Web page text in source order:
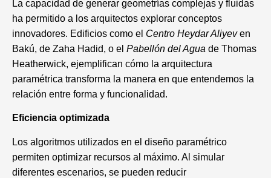
La capacidad de generar geometrías complejas y fluidas
ha permitido a los arquitectos explorar conceptos
innovadores. Edificios como el Centro Heydar Aliyeven
Bakú, de Zaha Hadid, o el Pabellón del Agua de Thomas
Heatherwick, ejemplifican cómo la arquitectura
paramétrica transforma la manera en que entendemos la
relación entre forma y funcionalidad.
Eficiencia optimizada
Los algoritmos utilizados en el diseño paramétrico
permiten optimizar recursos al máximo. Al simular
diferentes escenarios, se pueden reducir